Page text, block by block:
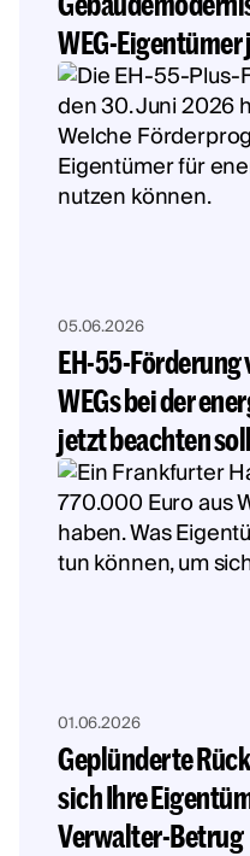
WEG-
05.06.2026
EH-55-
WEGs bei der
jetzt beachten
01.06.2026
Geplünderte
sich Ihre
Verwalter-Betrug